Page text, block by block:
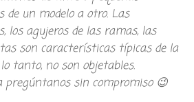
de un modelo a otro. Las
los agujeros de las ramas, las
son características típicas de la
tanto, no son objetables.
pregúntanos sin compromiso 😉